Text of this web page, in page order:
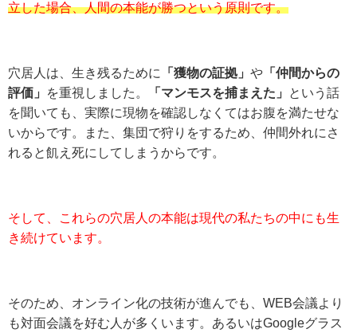
立した場合、人間の本能が勝つという原則です。
穴居人は、生き残るために 「獲物の証拠」 や 「仲間からの
評価」
を重視しました。 「マンモスを捕まえた」
という話
を聞いても、実際に現物を確認しなくてはお腹を満たせな
いからです。また、集団で狩りをするため、仲間外れにさ
れると飢え死にしてしまうからです。
そして、これらの穴居人の本能は現代の私たちの中にも生
き続けています。
そのため、オンライン化の技術が進んでも、WEB会議より
も対面会議を好む人が多くいます。あるいはGoogleグラス